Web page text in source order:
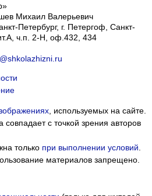
Михаил Валерьевич
Петербург, г. Петергоф Санкт-
ч.п. 2-Н, оф.432, 434
, используемых на сайте.
с точкой зрения авторов
только при выполнении условий
материалов запрещено.